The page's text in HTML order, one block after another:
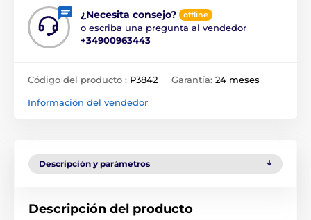
¿Necesita consejo? offline
o escriba una pregunta al vendedor
+34900963443
Código del producto : P3842 Garantía: 24 meses
Información del vendedor
Descripción y parámetros
Descripción del producto